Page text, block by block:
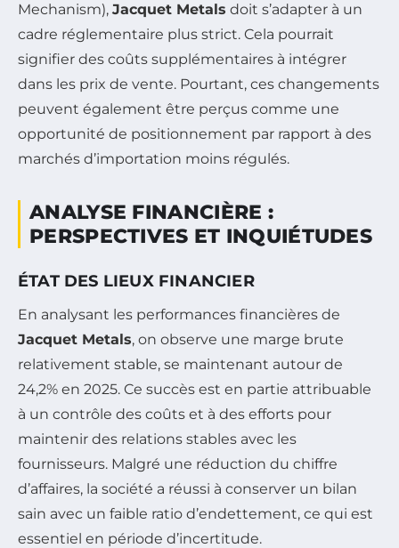
Mechanism), Jacquet Metals doit s’adapter à un
cadre réglementaire plus strict. Cela pourrait
signifier des coûts supplémentaires à intégrer
dans les prix de vente. Pourtant, ces changements
peuvent également être perçus comme une
opportunité de positionnement par rapport à des
marchés d’importation moins régulés.
ANALYSE FINANCIÈRE :
PERSPECTIVES ET INQUIÉTUDES
ÉTAT DES LIEUX FINANCIER
En analysant les performances financières de
Jacquet Metals, on observe une marge brute
relativement stable, se maintenant autour de
24,2% en 2025. Ce succès est en partie attribuable
à un contrôle des coûts et à des efforts pour
maintenir des relations stables avec les
fournisseurs. Malgré une réduction du chiffre
d’affaires, la société a réussi à conserver un bilan
sain avec un faible ratio d’endettement, ce qui est
essentiel en période d’incertitude.